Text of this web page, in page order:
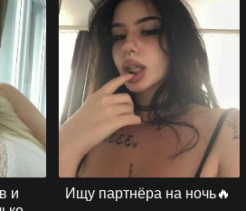
к своему юному механику. В этой решающей
сомнения и применить свой знаменитый
заморозку планеты. © ГидОнлайн
и
Ищу партнёра на ночь🔥